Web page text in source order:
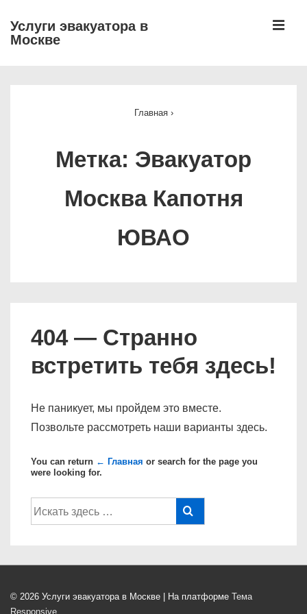
Перейти
Услуги эвакуатора в
Москве
Главная ›
Метка: Эвакуатор
Москва Капотня
ЮВАО
404 — Странно
встретить тебя здесь!
Не паникует, мы пройдем это вместе.
Позвольте рассмотреть наши варианты здесь.
You can return ← Главная or search for the page you
were looking for.
Поиск
по:
© 2026 Услуги эвакуатора в Москве | На платформе Тема
Responsive